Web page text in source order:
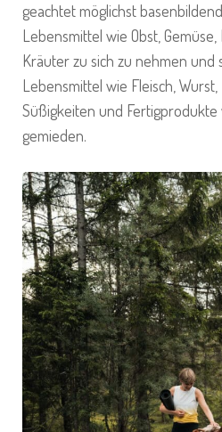
geachtet möglichst
Lebensmittel wie Obst,
Kräuter zu sich zu nehmen und
Lebensmittel wie Fleisch, Wurst,
Süßigkeiten und
gemieden.